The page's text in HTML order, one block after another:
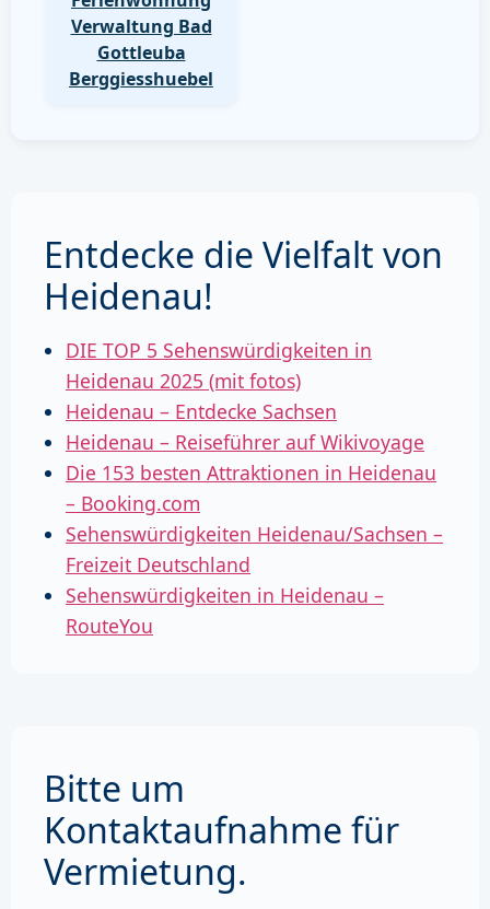
Verwaltung Bad
Gottleuba
Berggiesshuebel
Entdecke die Vielfalt von
Heidenau!
DIE TOP 5 Sehenswürdigkeiten in
Heidenau 2025 (mit fotos)
Heidenau – Entdecke Sachsen
Heidenau – Reiseführer auf Wikivoyage
Die 153 besten Attraktionen in Heidenau
– Booking.com
Sehenswürdigkeiten Heidenau/Sachsen –
Freizeit Deutschland
Sehenswürdigkeiten in Heidenau –
RouteYou
Bitte um
Kontaktaufnahme für
Vermietung.